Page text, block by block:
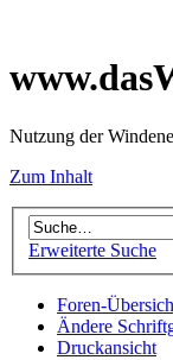
Nutzung der
Zum Inhalt
Erweiterte Suche
Foren-
Ändere
Druckansicht